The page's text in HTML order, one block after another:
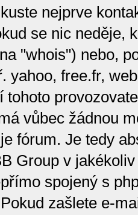
nejprve
se nic neděje,
"whois") nebo,
yahoo, free.fr,
tohoto
vůbec žádnou
fórum. Je tedy
Group v
spojený s
zašlete e-